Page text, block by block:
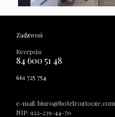
Zadzwoń
Recepcja:
84 600 51 48
661 725 754
e-mail: biuro@hotelroztocze.com
NIP: 922-239-44-70